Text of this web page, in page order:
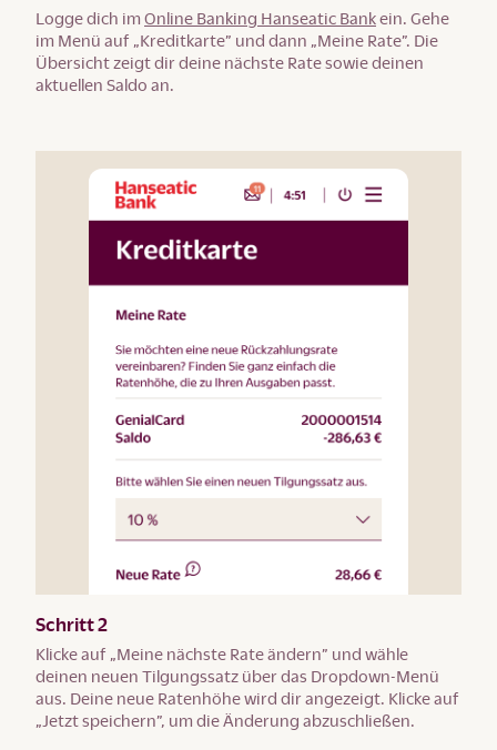
Logge dich im Online Banking Hanseatic Bankein. Gehe
im Menü auf „Kreditkarte” und dann „Meine Rate”. Die
Übersicht zeigt dir deine nächste Rate sowie deinen
aktuellen Saldo an.
Schritt 2
Klicke auf „Meine nächste Rate ändern” und wähle
deinen neuen Tilgungssatz über das Dropdown-Menü
aus. Deine neue Ratenhöhe wird dir angezeigt. Klicke auf
„Jetzt speichern”, um die Änderung abzuschließen.